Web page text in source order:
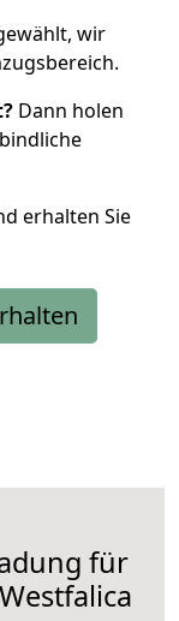
wir
Dann holen
erhalten Sie
für